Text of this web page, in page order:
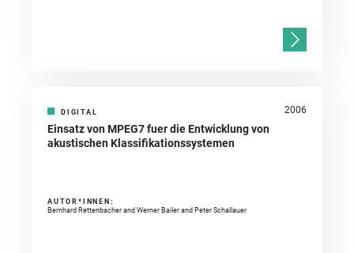
DIGITAL 2006
Einsatz von MPEG7 fuer die Entwicklung von
akustischen Klassifikationssystemen
AUTOR*INNEN:
Bernhard Rettenbacher and Werner Bailer and Peter Schallauer